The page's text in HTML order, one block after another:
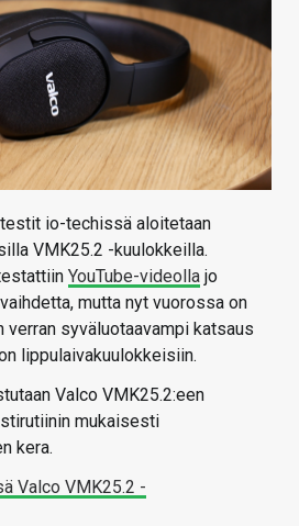
io-techissä aloitetaan
VMK25.2 -kuulokkeilla.
YouTube-videolla jo
mutta nyt vuorossa on
verran syväluotaavampi katsaus
lippulaivakuulokkeisiin.
Valco VMK25.2:een
mukaisesti
kera.
Valco VMK25.2 -